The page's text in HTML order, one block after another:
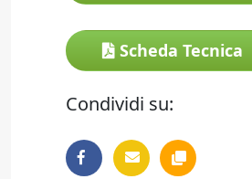
Scheda Tecnica
Condividi su: